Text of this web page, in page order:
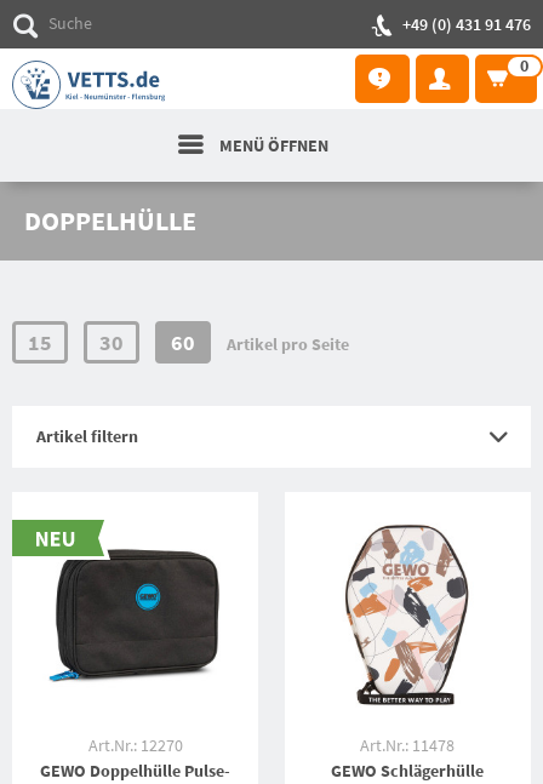
+49 (0) 431 91 476
0
MENÜ ÖFFNEN
DOPPELHÜLLE
Artikel filtern
15 30 60 Artikel pro Seite
Art.Nr.: 12270
GEWO Doppelhülle Pulse-
Art.Nr.: 11478
GEWO Schlägerhülle